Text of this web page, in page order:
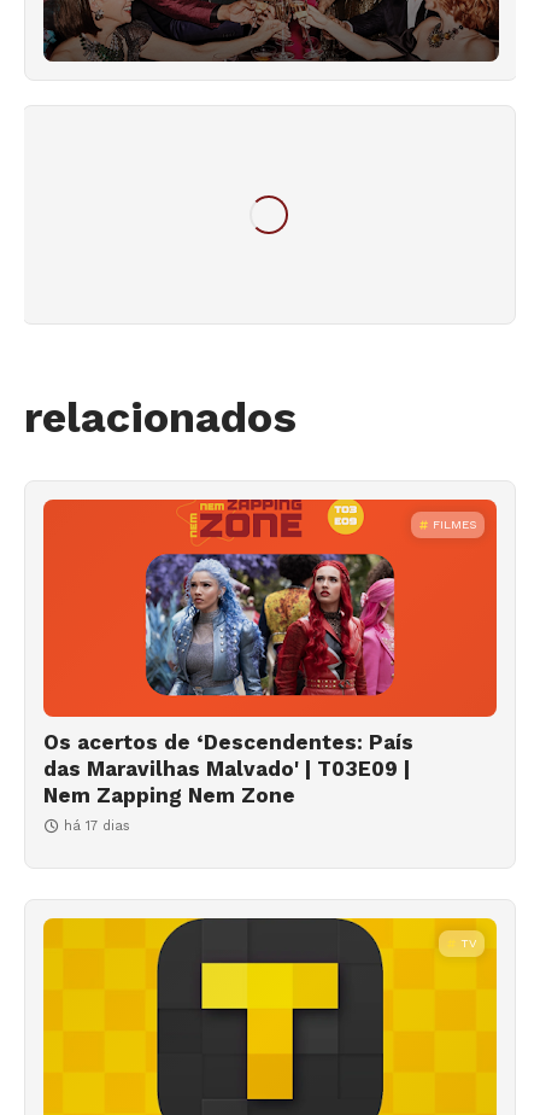
relacionados
FILMES
Os acertos de ‘Descendentes: País
das Maravilhas Malvado' | T03E09 |
Nem Zapping Nem Zone
há 17 dias
TV